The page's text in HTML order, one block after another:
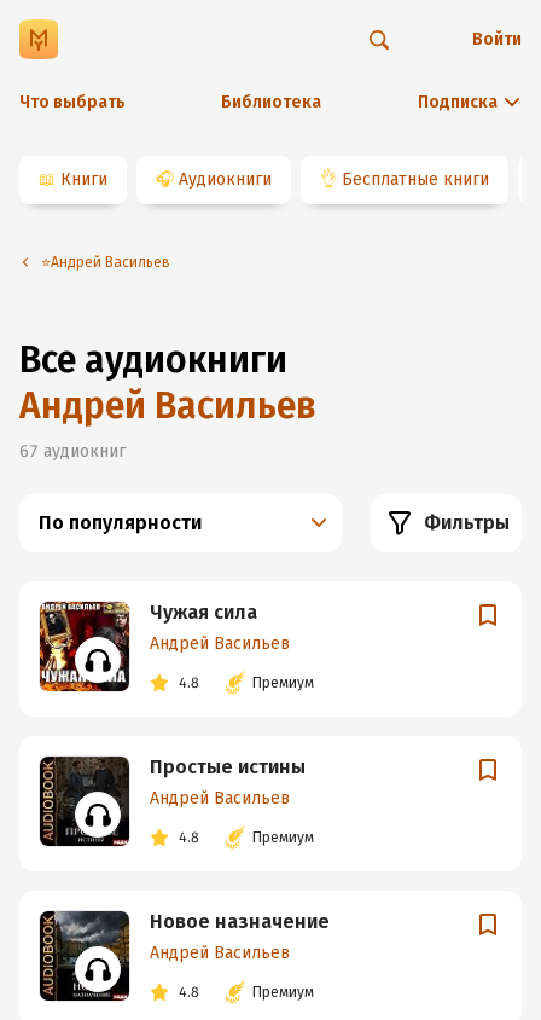
Что выбрать Библиотека Подписка
Войти
📖 Книги 🎧 Аудиокниги 👌 Бесплатные книги
⭐️Андрей Васильев
Все аудиокниги
Андрей Васильев
67 аудиокниг
По популярности Фильтры
Чужая сила
Андрей Васильев
4.8 Премиум
Простые истины
Андрей Васильев
4.8 Премиум
Новое назначение
Андрей Васильев
4.8 Премиум